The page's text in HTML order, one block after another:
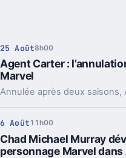
25 Août8h00
Agent Carter :
Marvel
6 Août 11h00
Chad Michael Murray
personnage Marvel